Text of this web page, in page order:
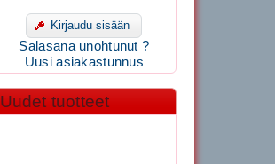
Kirjaudu sisään
Salasana unohtunut ?
Uusi asiakastunnus
Uudet tuotteet